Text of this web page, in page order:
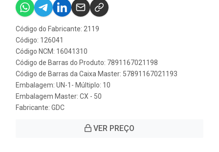
Código do Fabricante: 2119
Código: 126041
Código NCM: 16041310
Código de Barras do Produto: 7891167021198
Código de Barras da Caixa Master: 57891167021193
Embalagem: UN-1- Múltiplo: 10
Embalagem Master: CX - 50
Fabricante: GDC
VER PREÇO